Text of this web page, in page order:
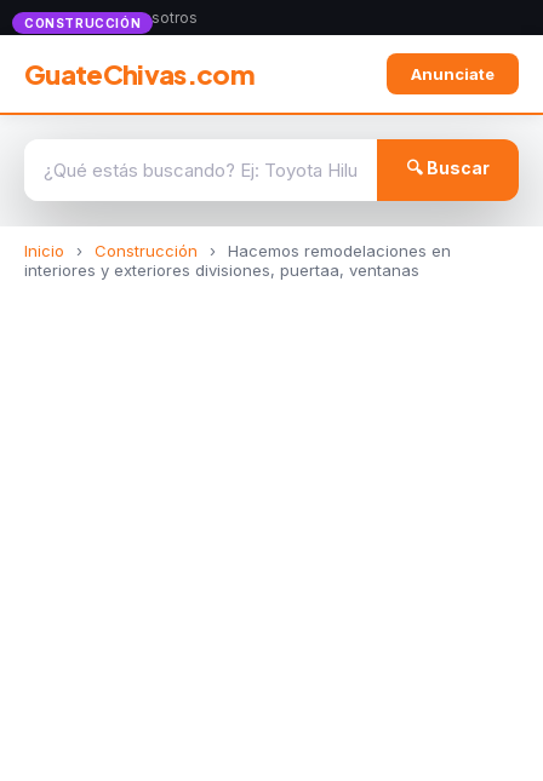
Anunciate con nosotros
GuateChivas.com Anunciate
🔍 Buscar
Inicio › Construcción ›
Hacemos remodelaciones en
interiores y exteriores divisiones, puertaa, ventanas
CONSTRUCCIÓN